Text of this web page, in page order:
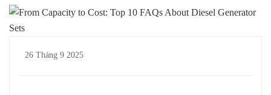
26 Tháng 9 2025